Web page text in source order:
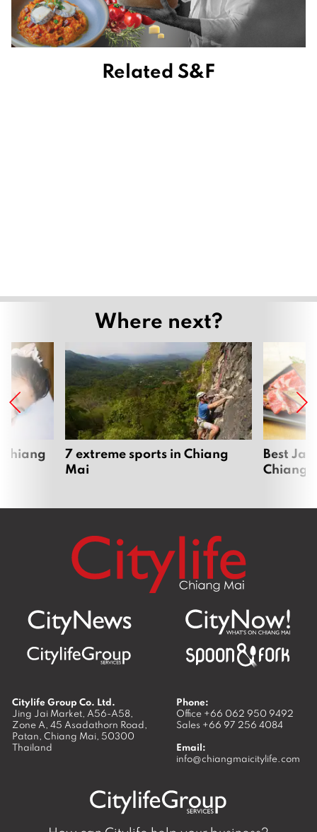
Related S&F
Where next?
7 extreme sports in Chiang
Mai
Best
Chiang
Citylife Group Co. Ltd.
Jing Jai Market, A56-A58,
Zone A, 45 Asadathorn Road,
Patan, Chiang Mai, 50300
Thailand
Phone:
Office +66 062 950 9492
Sales +66 97 256 4084
Email:
info@chiangmaicitylife.com